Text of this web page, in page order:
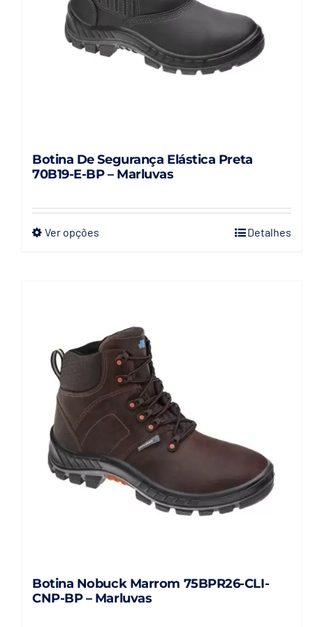
Botina De Segurança Elástica Preta
70B19-E-BP – Marluvas
Ver opçõesEste
As
opções
podem
ser
escolhidas
página
do
produto
Detalhes
Botina Nobuck Marrom 75BPR26-CLI-
CNP-BP – Marluvas